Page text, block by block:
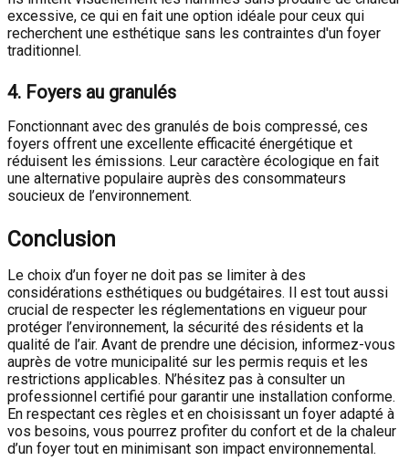
excessive, ce qui en fait une option idéale pour ceux qui
recherchent une esthétique sans les contraintes d'un foyer
traditionnel.
4. Foyers au granulés
Fonctionnant avec des granulés de bois compressé, ces
foyers offrent une excellente efficacité énergétique et
réduisent les émissions. Leur caractère écologique en fait
une alternative populaire auprès des consommateurs
soucieux de l’environnement.
Conclusion
Le choix d’un foyer ne doit pas se limiter à des
considérations esthétiques ou budgétaires. Il est tout aussi
crucial de respecter les réglementations en vigueur pour
protéger l’environnement, la sécurité des résidents et la
qualité de l’air. Avant de prendre une décision, informez-vous
auprès de votre municipalité sur les permis requis et les
restrictions applicables. N’hésitez pas à consulter un
professionnel certifié pour garantir une installation conforme.
En respectant ces règles et en choisissant un foyer adapté à
vos besoins, vous pourrez profiter du confort et de la chaleur
d’un foyer tout en minimisant son impact environnemental.